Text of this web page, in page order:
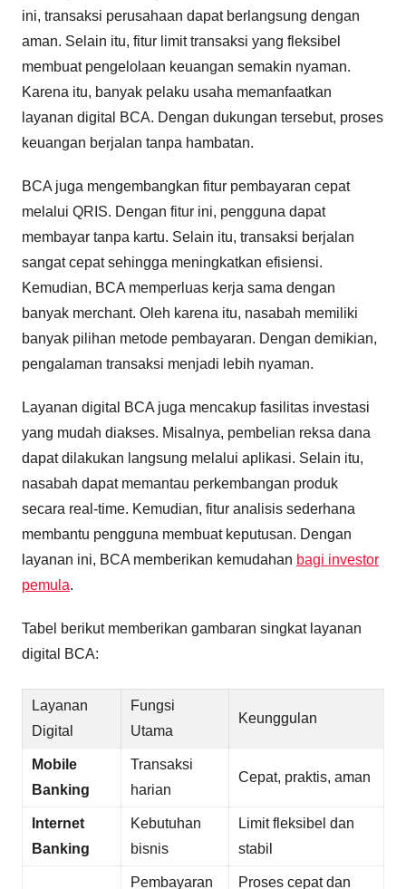
ini, transaksi perusahaan dapat berlangsung dengan
aman. Selain itu, fitur limit transaksi yang fleksibel
membuat pengelolaan keuangan semakin nyaman.
Karena itu, banyak pelaku usaha memanfaatkan
layanan digital BCA. Dengan dukungan tersebut, proses
keuangan berjalan tanpa hambatan.
BCA juga mengembangkan fitur pembayaran cepat
melalui QRIS. Dengan fitur ini, pengguna dapat
membayar tanpa kartu. Selain itu, transaksi berjalan
sangat cepat sehingga meningkatkan efisiensi.
Kemudian, BCA memperluas kerja sama dengan
banyak merchant. Oleh karena itu, nasabah memiliki
banyak pilihan metode pembayaran. Dengan demikian,
pengalaman transaksi menjadi lebih nyaman.
Layanan digital BCA juga mencakup fasilitas investasi
yang mudah diakses. Misalnya, pembelian reksa dana
dapat dilakukan langsung melalui aplikasi. Selain itu,
nasabah dapat memantau perkembangan produk
secara real-time. Kemudian, fitur analisis sederhana
membantu pengguna membuat keputusan. Dengan
layanan ini, BCA memberikan kemudahan bagi investor
pemula.
Tabel berikut memberikan gambaran singkat layanan
digital BCA:
Layanan
Digital
Fungsi
Utama
Keunggulan
Mobile
Banking
Transaksi
harian
Cepat, praktis, aman
Internet
Banking
Kebutuhan
bisnis
Limit fleksibel dan
stabil
Pembayaran Proses cepat dan